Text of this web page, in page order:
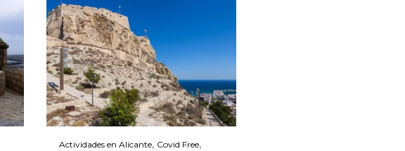
Actividades en Alicante, Covid Free,